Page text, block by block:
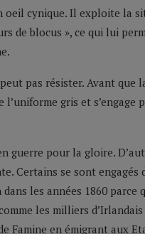
oeil cynique. Il exploite la
de blocus », ce qui lui
pas résister. Avant que
l’uniforme gris et s’engage
guerre pour la gloire.
Certains se sont engagés
dans les années 1860 parce
les milliers
Famine en émigrant aux